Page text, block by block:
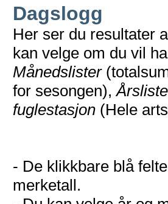
Dagslogg
Her ser du resultater
kan velge om du vil
Månedslister
for sesongen),
fuglestasjon (Hele
- De klikkbare blå
merketall.